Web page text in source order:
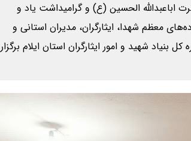
اباعبدالله الحسین (ع) و گرامیداشت یاد و
معظم شهدا، ایثارگران، مدیران استانی و
شهید و امور ایثارگران استان ایلام برگزار